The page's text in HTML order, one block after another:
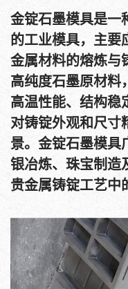
金锭石墨模具是一
的工业模具，主要
金属材料的熔炼与
高纯度石墨原材料
高温性能、结构稳
对铸锭外观和尺寸
景。金锭石墨模具
银冶炼、珠宝制造
贵金属铸锭工艺中